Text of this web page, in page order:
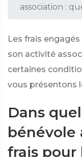
association :
Les frais
son activité
certaines
vous présentons
Dans
bénévole
frais pour